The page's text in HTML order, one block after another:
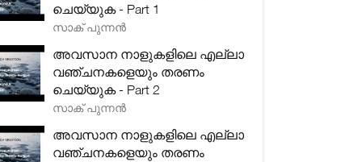
ചെയ്യുക - Part 1
സാക് പുന്നൻ
അവസാന നാളുകളിലെ എല്ലാ
വഞ്ചനകളെയും തരണം
ചെയ്യുക - Part 2
സാക് പുന്നൻ
അവസാന നാളുകളിലെ എല്ലാ
വഞ്ചനകളെയും തരണം